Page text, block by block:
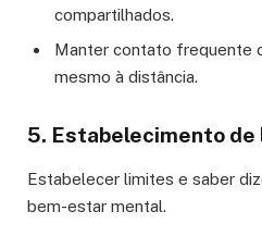
compartilhados.
Manter contato frequente
mesmo à distância.
5. Estabelecimento
Estabelecer limites e saber
bem-estar mental.